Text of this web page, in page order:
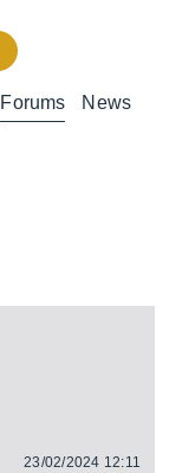
Forums News
23/02/2024 12:11